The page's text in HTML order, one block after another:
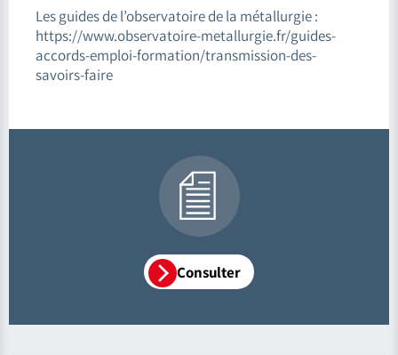
Les guides de l’observatoire de la métallurgie :
https://www.observatoire-metallurgie.fr/guides-
accords-emploi-formation/transmission-des-
savoirs-faire
Consulter